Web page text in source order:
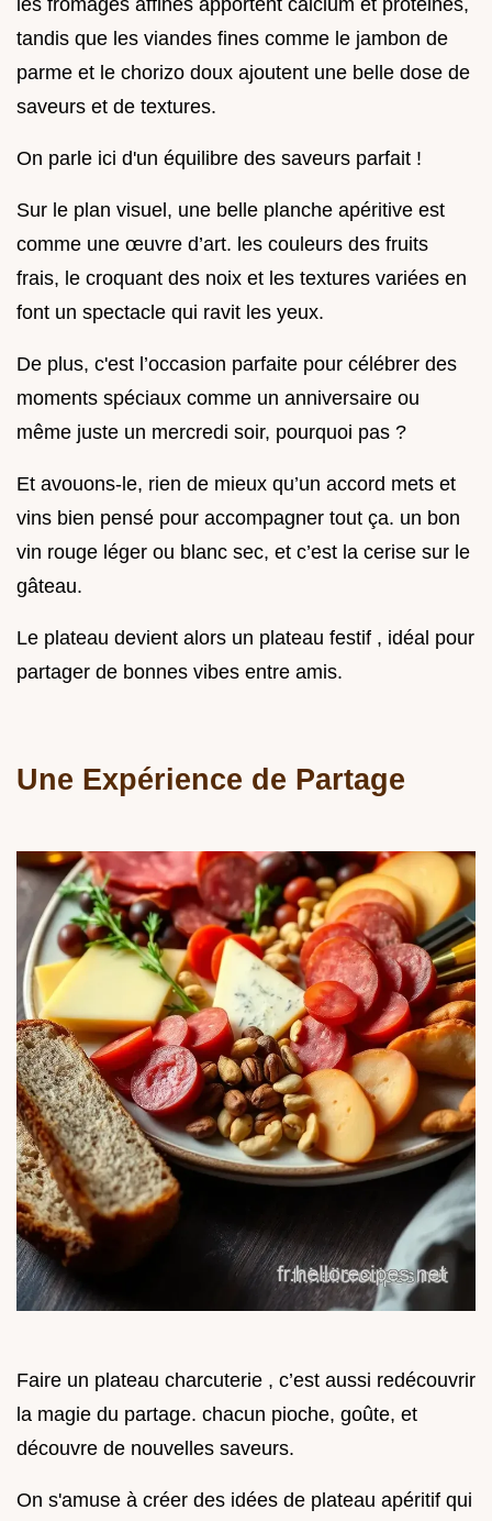
les fromages affinés apportent calcium et protéines,
tandis que les viandes fines comme le jambon de
parme et le chorizo doux ajoutent une belle dose de
saveurs et de textures.
On parle ici d'un équilibre des saveurs parfait !
Sur le plan visuel, une belle planche apéritive est
comme une œuvre d’art. les couleurs des fruits
frais, le croquant des noix et les textures variées en
font un spectacle qui ravit les yeux.
De plus, c'est l’occasion parfaite pour célébrer des
moments spéciaux comme un anniversaire ou
même juste un mercredi soir, pourquoi pas ?
Et avouons-le, rien de mieux qu’un accord mets et
vins bien pensé pour accompagner tout ça. un bon
vin rouge léger ou blanc sec, et c’est la cerise sur le
gâteau.
Le plateau devient alors un plateau festif , idéal pour
partager de bonnes vibes entre amis.
Une Expérience de Partage
Faire un plateau charcuterie , c’est aussi redécouvrir
la magie du partage. chacun pioche, goûte, et
découvre de nouvelles saveurs.
On s'amuse à créer des idées de plateau apéritif qui